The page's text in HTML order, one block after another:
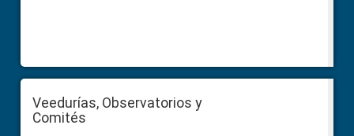
Veedurías, Observatorios y
Comités